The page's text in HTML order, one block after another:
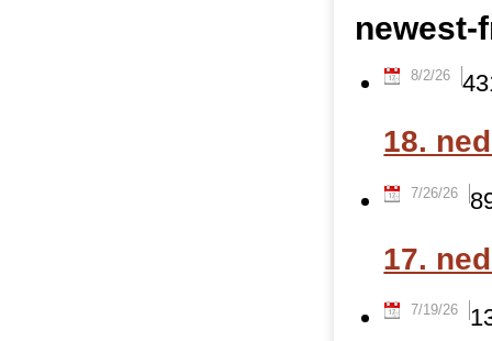
newest-
8/2/26
18.
7/26/26
17.
7/19/26